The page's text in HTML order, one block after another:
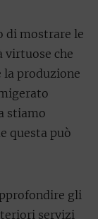
di mostrare le
virtuose che
la produzione
stiamo
questa può
gli
servizi